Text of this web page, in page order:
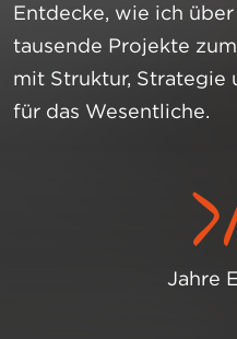
Entdecke, wie ich
tausende Projekte
mit Struktur, Strategie
für das Wesentliche.
>
Jahre